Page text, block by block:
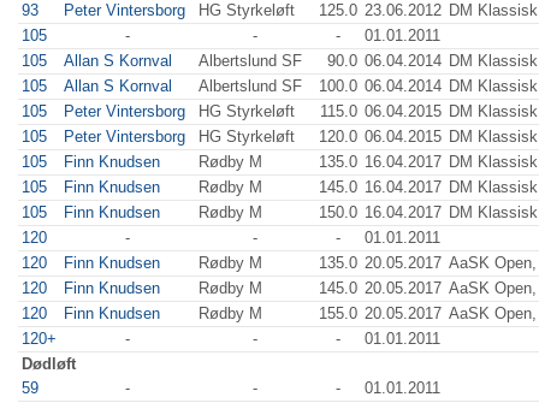
93
Peter Vintersborg HG Styrkeløft 125.0 23.06.2012 DM Klassisk
105
- - -
01.01.2011
105
Allan S Kornval Albertslund SF 90.0 06.04.2014 DM Klassisk
105
Allan S Kornval Albertslund SF 100.0 06.04.2014 DM Klassisk
105
Peter Vintersborg HG Styrkeløft 115.0 06.04.2015 DM Klassisk
105
Peter Vintersborg HG Styrkeløft 120.0 06.04.2015 DM Klassisk
105
Finn Knudsen Rødby M 135.0 16.04.2017 DM Klassisk
105
Finn Knudsen Rødby M 145.0 16.04.2017 DM Klassisk
105
Finn Knudsen Rødby M 150.0 16.04.2017 DM Klassisk
120
- - -
01.01.2011
120
Finn Knudsen Rødby M 135.0 20.05.2017 AaSK
120
Finn Knudsen Rødby M 145.0 20.05.2017 AaSK
120
Finn Knudsen Rødby M 155.0 20.05.2017 AaSK
120+
- - -
01.01.2011
Dødløft
59
- - -
01.01.2011